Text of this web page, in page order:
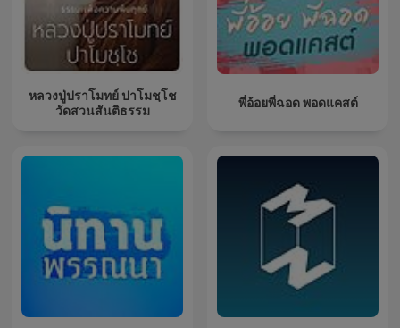
หลวงปู่ปราโมทย์ ปาโมชฺโช
วัดสวนสันติธรรม
พี่อ้อยพี่ฉอด พอดแคสต์